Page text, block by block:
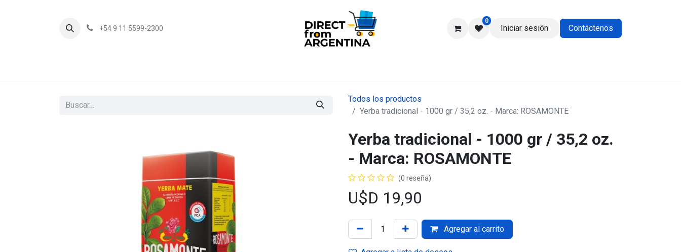
+54 9 11 5599-2300
0
Iniciar sesión Contáctenos
Todos los productos
Yerba tradicional - 1000 gr / 35,2 oz. - Marca: ROSAMONTE
Yerba tradicional - 1000 gr / 35,2 oz.
- Marca: ROSAMONTE
(0 reseña)
U$D 19,90
Agregar al carrito